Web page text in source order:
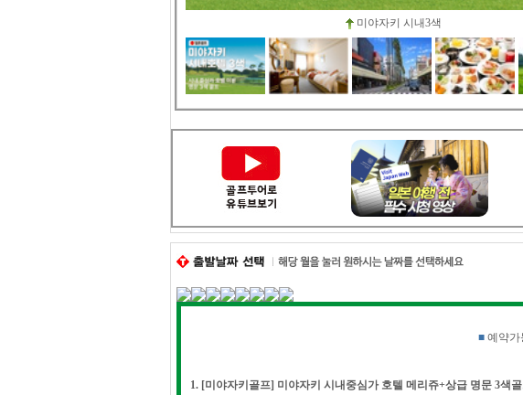
미야자키 시내3색
■예약가
1. [미야자키골프] 미야자키 시내중심가 호텔 메리쥬+상급 명문 3색